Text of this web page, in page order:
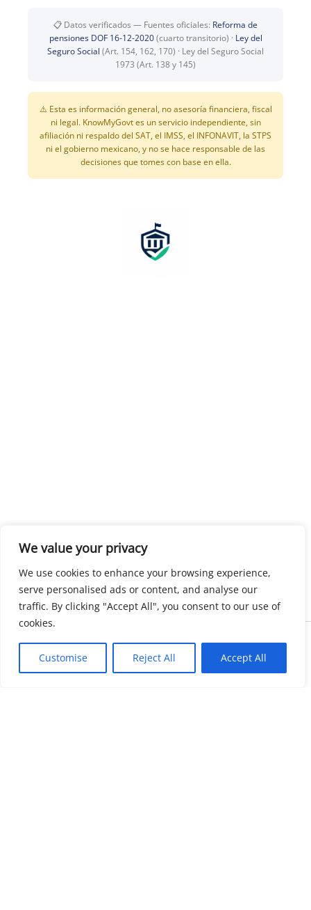
We value your privacy
We use cookies to enhance your browsing experience,
serve personalised ads or content, and analyse our
traffic. By clicking "Accept All", you consent to our use of
cookies.
Customise Reject All Accept All
📋 Datos verificados — Fuentes oficiales: Reforma de
pensiones DOF 16-12-2020(cuarto transitorio) · Ley del
Seguro Social (Art. 154, 162, 170) · Ley del Seguro Social
1973 (Art. 138 y 145)
⚠️ Esta es información general, no asesoría financiera, fiscal
ni legal. KnowMyGovt es un servicio independiente, sin
afiliación ni respaldo del SAT, el IMSS, el INFONAVIT, la STPS
ni el gobierno mexicano, y no se hace responsable de las
decisiones que tomes con base en ella.
Copyright © 2026 KnowMyGovt. All rights reserved.